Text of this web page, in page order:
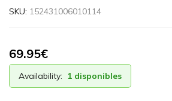
SKU: 152431006010114
69.95€
Availability: 1 disponibles